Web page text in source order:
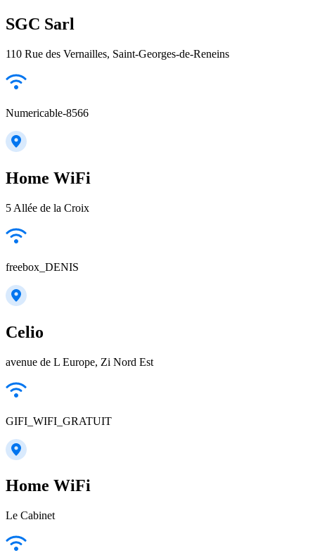
SGC Sarl
110 Rue des Vernailles, Saint-Georges-de-Reneins
Numericable-8566
Home WiFi
5 Allée de la Croix
freebox_DENIS
Celio
avenue de L Europe, Zi Nord Est
GIFI_WIFI_GRATUIT
Home WiFi
Le Cabinet